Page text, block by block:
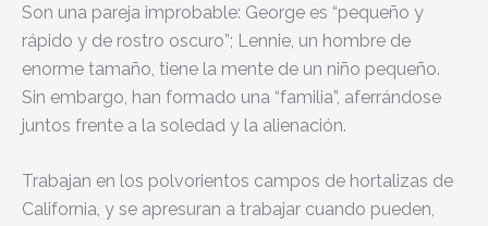
Son una pareja improbable: George es “pequeño y
rápido y de rostro oscuro”; Lennie, un hombre de
enorme tamaño, tiene la mente de un niño pequeño.
Sin embargo, han formado una “familia”, aferrándose
juntos frente a la soledad y la alienación.
Trabajan en los polvorientos campos de hortalizas de
California, y se apresuran a trabajar cuando pueden,